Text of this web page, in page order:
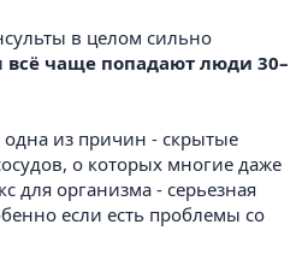
в целом сильно
всё чаще попадают люди 30–
одна из причин - скрытые
о которых многие даже
для организма - серьезная
если есть проблемы со